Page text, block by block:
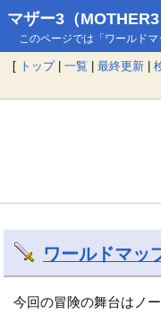
マザー3（
このページでは「ワールド
[ トップ| 一覧 | 最終更新 |
ワールドマッ
今回の冒険の舞台はノ